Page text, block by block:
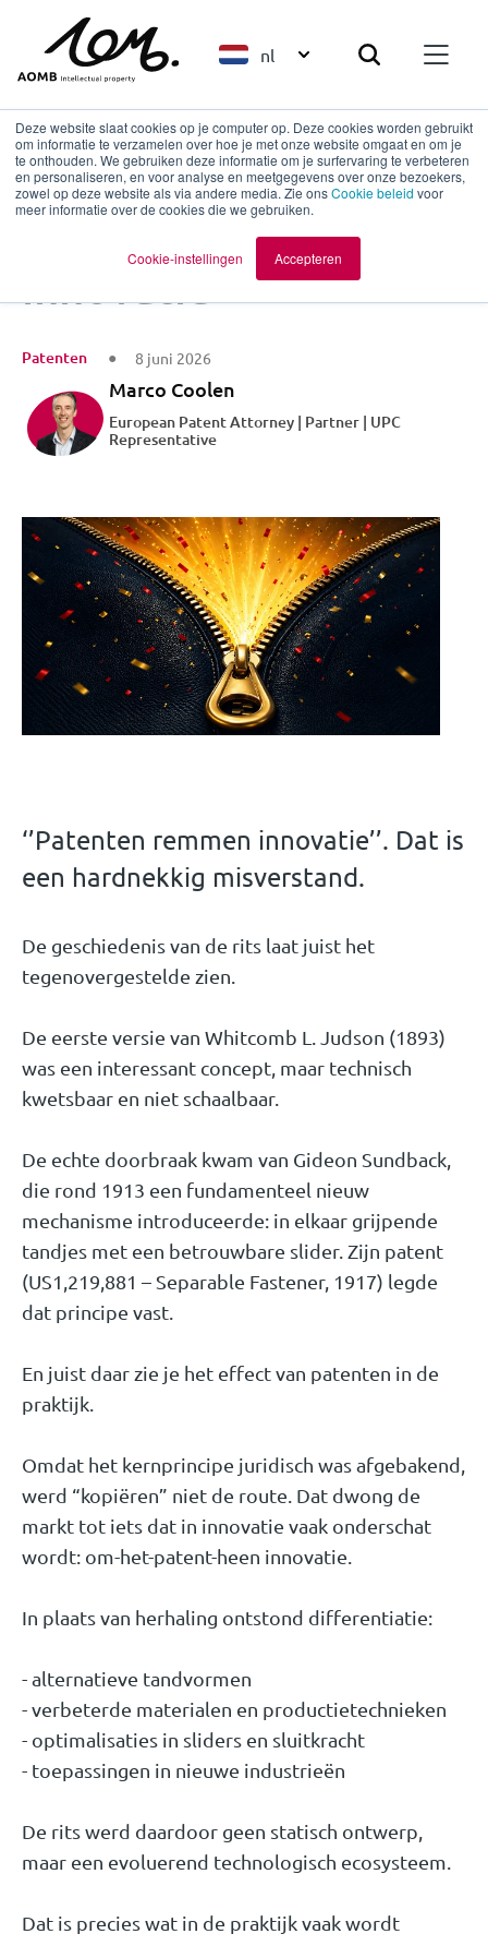
Deze website slaat cookies op je computer op. Deze cookies worden gebruikt
om informatie te verzamelen over hoe je met onze website omgaat en om je
te onthouden. We gebruiken deze informatie om je surfervaring te verbeteren
en personaliseren, en voor analyse en meetgegevens over onze bezoekers,
zowel op deze website als via andere media. Zie onsCookie beleid voor
meer informatie over de cookies die we gebruiken.
Cookie-instellingen Accepteren
nl
Terug naar overzicht
‘’Patenten remmen
innovatie’’
Patenten 8 juni 2026
Marco Coolen
European Patent Attorney | Partner | UPC
Representative
‘’Patenten remmen innovatie’’. Dat is
een hardnekkig misverstand.
De geschiedenis van de rits laat juist het
tegenovergestelde zien.
De eerste versie van Whitcomb L. Judson (1893)
was een interessant concept, maar technisch
kwetsbaar en niet schaalbaar.
De echte doorbraak kwam van Gideon Sundback,
die rond 1913 een fundamenteel nieuw
mechanisme introduceerde: in elkaar grijpende
tandjes met een betrouwbare slider. Zijn patent
(US1,219,881 – Separable Fastener, 1917) legde
dat principe vast.
En juist daar zie je het effect van patenten in de
praktijk.
Omdat het kernprincipe juridisch was afgebakend,
werd “kopiëren” niet de route. Dat dwong de
markt tot iets dat in innovatie vaak onderschat
wordt: om-het-patent-heen innovatie.
In plaats van herhaling ontstond differentiatie:
- alternatieve tandvormen
- verbeterde materialen en productietechnieken
- optimalisaties in sliders en sluitkracht
- toepassingen in nieuwe industrieën
De rits werd daardoor geen statisch ontwerp,
maar een evoluerend technologisch ecosysteem.
Dat is precies wat in de praktijk vaak wordt